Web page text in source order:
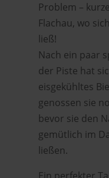
Problem –
Flachau, wo
ließ!
Nach ein paar
der Piste hat
eisgekühltes
genossen sie
bevor sie den
gemütlich im
ließen.